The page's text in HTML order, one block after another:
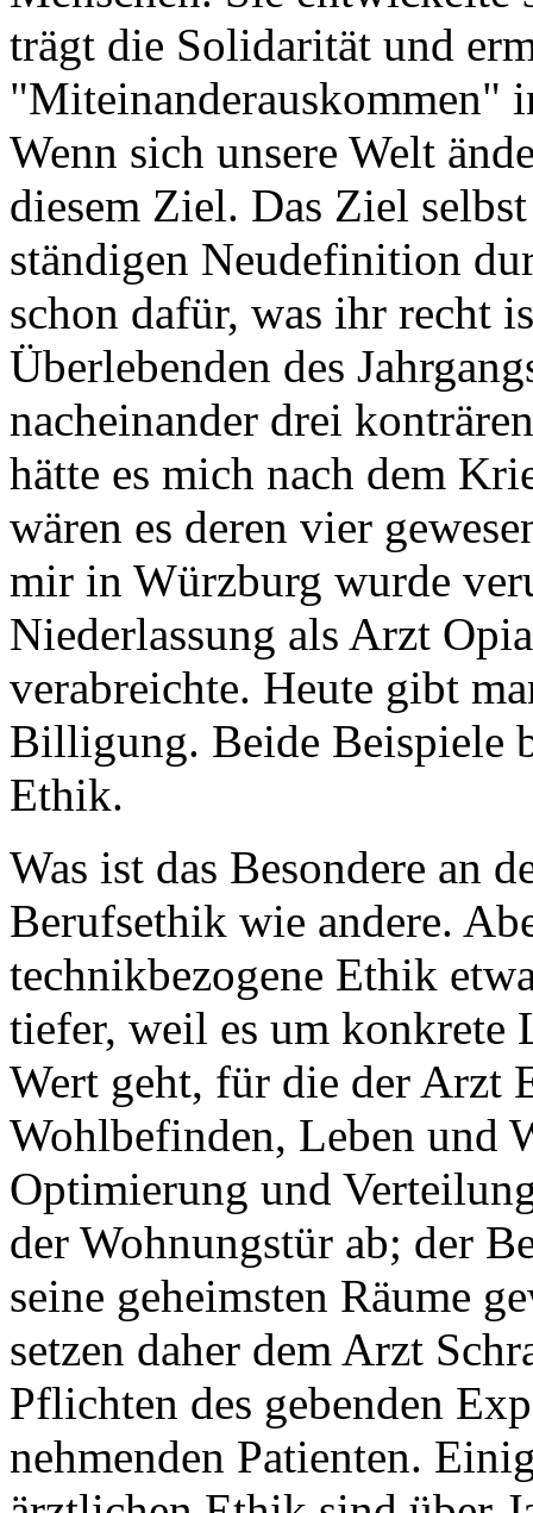
trägt die Solidarität und
Wenn sich unsere Welt
diesem Ziel. Das Ziel
ständigen Neudefinition
schon dafür, was ihr recht
Überlebenden des
nacheinander drei
hätte es mich nach dem
wären es deren vier
mir in Würzburg wurde
Niederlassung als Arzt
verabreichte. Heute gibt
Billigung. Beide Beispiele
Ethik.
Was ist das Besondere an
Berufsethik wie andere.
technikbezogene Ethik
tiefer, weil es um konkrete
Wert geht, für die der Arzt
Wohlbefinden, Leben und
Optimierung und
der Wohnungstür ab; der
seine geheimsten Räume
setzen daher dem Arzt
Pflichten des gebenden
nehmenden Patienten.